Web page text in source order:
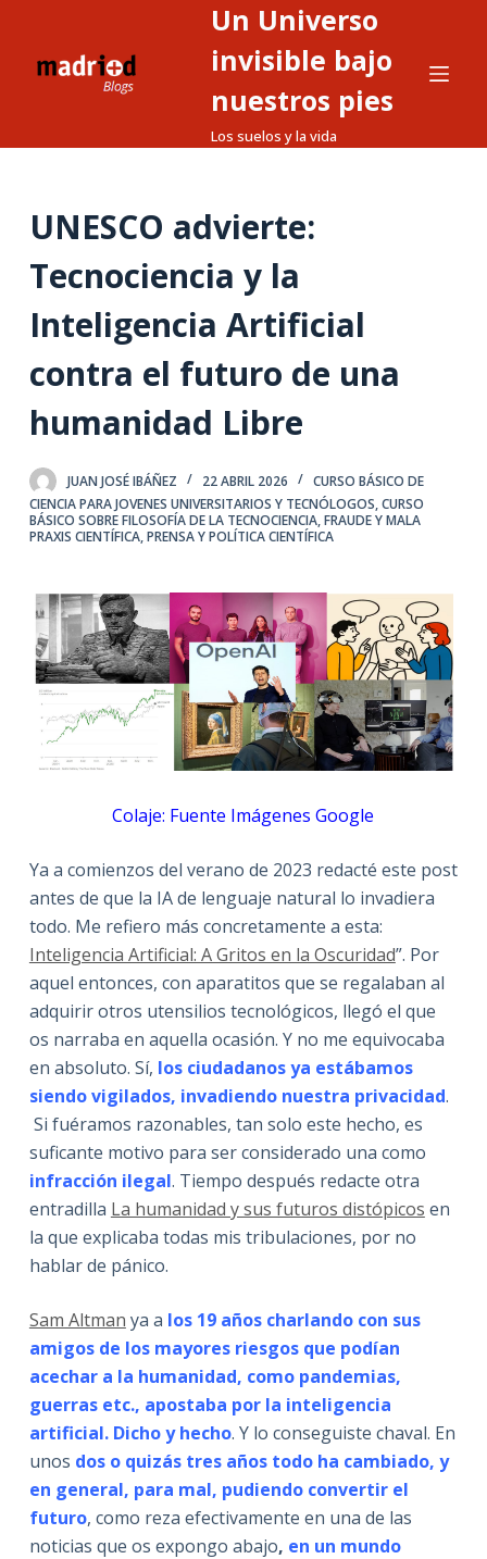
o
Un Universo
invisible bajo
nuestros pies
Los suelos y la vida
UNESCO advierte:
Tecnociencia y la
Inteligencia Artificial
contra el futuro de una
humanidad Libre
JUAN JOSÉ IBÁÑEZ 22 ABRIL 2026
CURSO BÁSICO DE
CIENCIA PARA JOVENES UNIVERSITARIOS Y TECNÓLOGOS,CURSO
BÁSICO SOBRE FILOSOFÍA DE LA TECNOCIENCIA,FRAUDE Y MALA
PRAXIS CIENTÍFICA,PRENSA Y POLÍTICA CIENTÍFICA
Colaje: Fuente Imágenes Google
Ya a comienzos del verano de 2023 redacté este post
antes de que la IA de lenguaje natural lo invadiera
todo. Me refiero más concretamente a esta:
Inteligencia Artificial: A Gritos en la Oscuridad”. Por
aquel entonces, con aparatitos que se regalaban al
adquirir otros utensilios tecnológicos, llegó el que
os narraba en aquella ocasión. Y no me equivocaba
en absoluto. Sí, los ciudadanos ya estábamos
siendo vigilados, invadiendo nuestra privacidad.
Si fuéramos razonables, tan solo este hecho, es
suficante motivo para ser considerado una como
infracción ilegal. Tiempo después redacte otra
entradilla La humanidad y sus futuros distópicos en
la que explicaba todas mis tribulaciones, por no
hablar de pánico.
Sam Altman ya a los 19 años charlando con sus
amigos de los mayores riesgos que podían
acechar a la humanidad, como pandemias,
guerras etc., apostaba por la inteligencia
artificial. Dicho y hecho. Y lo conseguiste chaval. En
unos dos o quizás tres años todo ha cambiado, y
en general, para mal, pudiendo convertir el
futuro, como reza efectivamente en una de las
noticias que os expongo abajo, en un mundo